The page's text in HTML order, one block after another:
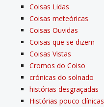
Coisas Lidas
Coisas meteóricas
Coisas Ouvidas
Coisas que se dizem
Coisas Vistas
Cromos do Coiso
crónicas do solnado
histórias desgraçadas
Histórias pouco clí­nicas